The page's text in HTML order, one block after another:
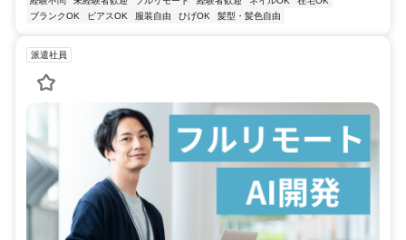
ブランクOK
ピアスOK 服装自由 ひげOK 髪型・髪色自由
派遣社員